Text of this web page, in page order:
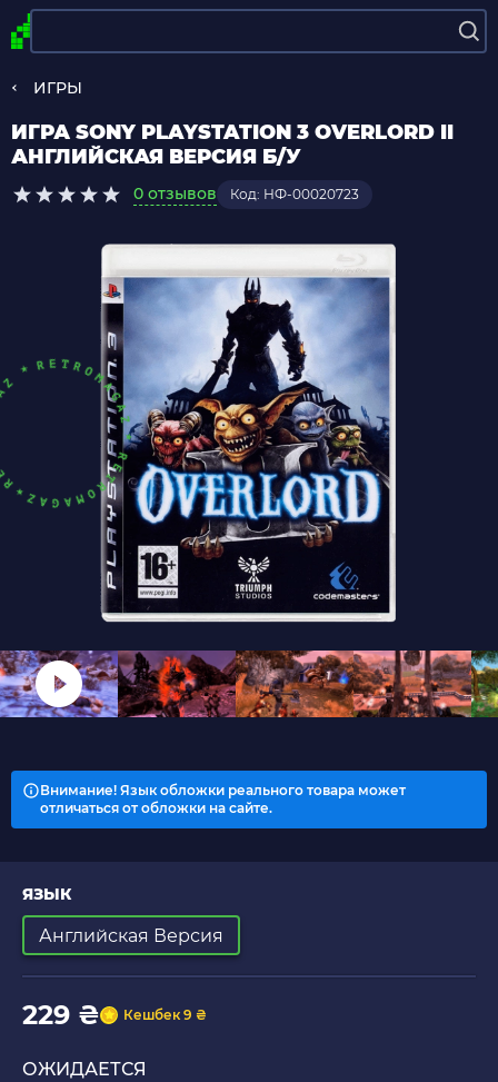
ИГРЫ
ИГРА SONY PLAYSTATION 3 OVERLORD II
АНГЛИЙСКАЯ ВЕРСИЯ Б/У
0 отзывов Код: НФ-00020723
Внимание! Язык обложки реального товара может
отличаться от обложки на сайте.
ЯЗЫК
Английская Версия
229 ₴ Кешбек 9 ₴
ОЖИДАЕТСЯ